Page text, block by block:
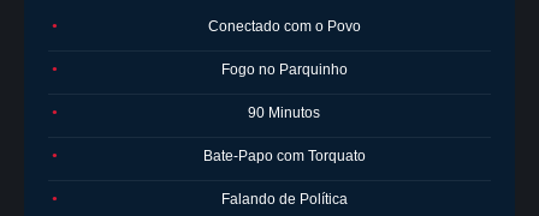
● Conectado com o Povo
● Fogo no Parquinho
● 90 Minutos
● Bate-Papo com Torquato
● Falando de Política